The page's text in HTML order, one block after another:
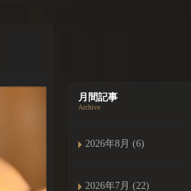
月間記事
Archive
2026年8月 (6)
2026年7月 (22)